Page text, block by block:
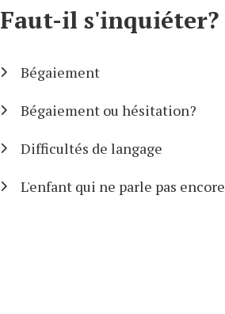
Faut-il s'inquiéter?
Bégaiement
Bégaiement ou hésitation?
Difficultés de langage
L'enfant qui ne parle pas encore